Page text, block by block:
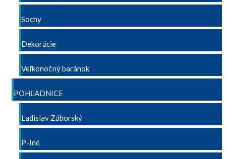
Sochy
Dekorácie
Veľkonočný baránok
POHĽADNICE
Ladislav Záborský
P-Iné